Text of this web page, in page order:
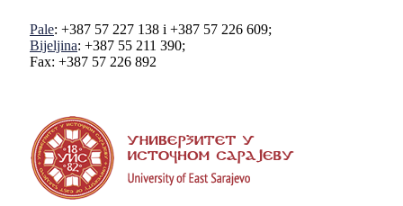
Pale: +387 57 227 138 i +387 57 226 609;
Bijeljina: +387 55 211 390;
Fax: +387 57 226 892